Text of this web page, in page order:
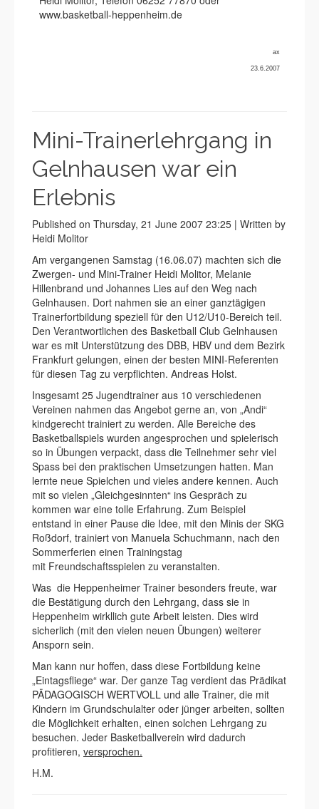
www.basketball-heppenheim.de
ax
23.6.2007
Mini-Trainerlehrgang in
Gelnhausen war ein
Erlebnis
Published on Thursday, 21 June 2007 23:25 | Written by
Heidi Molitor
Am vergangenen Samstag (16.06.07) machten sich die
Zwergen- und Mini-Trainer Heidi Molitor, Melanie
Hillenbrand und Johannes Lies auf den Weg nach
Gelnhausen. Dort nahmen sie an einer ganztägigen
Trainerfortbildung speziell für den U12/U10-Bereich teil.
Den Verantwortlichen des Basketball Club Gelnhausen
war es mit Unterstützung des DBB, HBV und dem Bezirk
Frankfurt gelungen, einen der besten MINI-Referenten
für diesen Tag zu verpflichten. Andreas Holst.
Insgesamt 25 Jugendtrainer aus 10 verschiedenen
Vereinen nahmen das Angebot gerne an, von „Andi“
kindgerecht trainiert zu werden. Alle Bereiche des
Basketballspiels wurden angesprochen und spielerisch
so in Übungen verpackt, dass die Teilnehmer sehr viel
Spass bei den praktischen Umsetzungen hatten. Man
lernte neue Spielchen und vieles andere kennen. Auch
mit so vielen „Gleichgesinnten“ ins Gespräch zu
kommen war eine tolle Erfahrung. Zum Beispiel
entstand in einer Pause die Idee, mit den Minis der SKG
Roßdorf, trainiert von Manuela Schuchmann, nach den
Sommerferien einen Trainingstag
mit Freundschaftsspielen zu veranstalten.
Was die Heppenheimer Trainer besonders freute, war
die Bestätigung durch den Lehrgang, dass sie in
Heppenheim wirkllich gute Arbeit leisten. Dies wird
sicherlich (mit den vielen neuen Übungen) weiterer
Ansporn sein.
Man kann nur hoffen, dass diese Fortbildung keine
„Eintagsfliege“ war. Der ganze Tag verdient das Prädikat
PÄDAGOGISCH WERTVOLL und alle Trainer, die mit
Kindern im Grundschulalter oder jünger arbeiten, sollten
die Möglichkeit erhalten, einen solchen Lehrgang zu
besuchen. Jeder Basketballverein wird dadurch
profitieren, versprochen.
H.M.